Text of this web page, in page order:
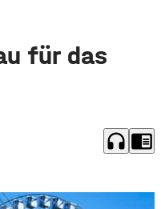
für das
headphones chrome_reader_mode